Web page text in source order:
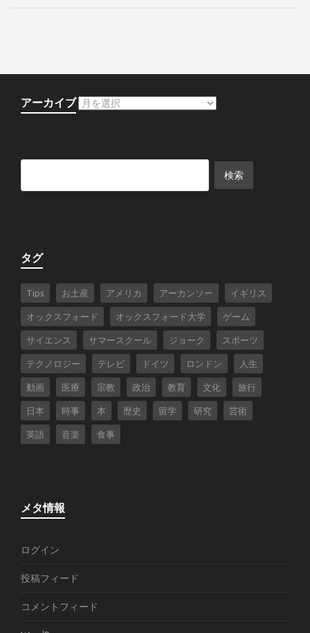
アーカイブ
タグ
Tips お土産 アメリカ アーカンソー イギリス
オックスフォード オックスフォード大学 ゲーム
サイエンス サマースクール ジョーク スポーツ
テクノロジー テレビ ドイツ ロンドン 人生
動画 医療 宗教 政治 教育 文化 旅行
日本 時事 本 歴史 留学 研究 芸術
英語 音楽 食事
メタ情報
ログイン
投稿フィード
コメントフィード